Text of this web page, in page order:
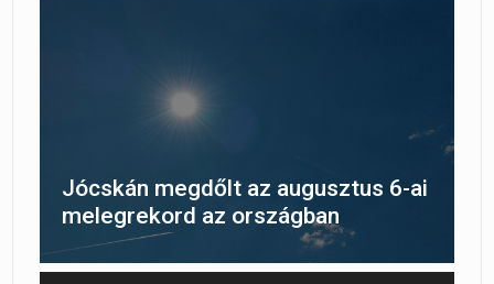
Jócskán megdőlt az augusztus 6-ai
melegrekord az országban